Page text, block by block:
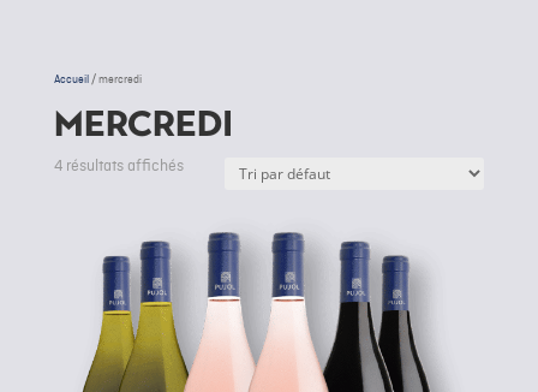
Accueil/ mercredi
mercredi
4 résultats affichés